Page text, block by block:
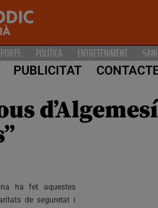
POLÍTICA ENTRETENIMENT
PUBLICITAT
d’Algemesí
ha fet aquestes
de seguretat i